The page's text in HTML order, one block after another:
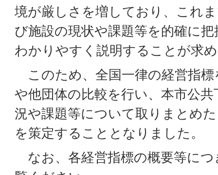
境が厳しさを増しており、これ
び施設の現状や課題等を的確に
わかりやすく説明することが求
このため、全国一律の経営指標
や他団体の比較を行い、本市公
況や課題等について取りまとめ
を策定することとなりました。
なお、各経営指標の概要等に